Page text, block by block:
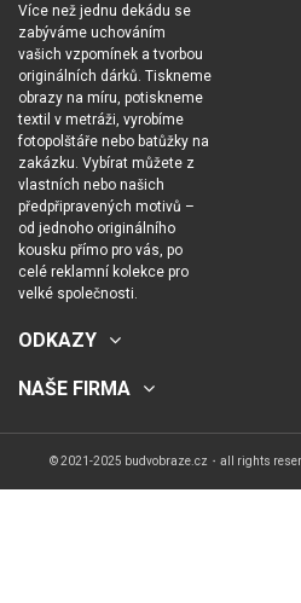
Více než jednu dekádu se
zabýváme uchováním
vašich vzpomínek a tvorbou
originálních dárků. Tiskneme
obrazy na míru, potiskneme
textil v metráži, vyrobíme
fotopolštáře nebo batůžky na
zakázku. Vybírat můžete z
vlastních nebo našich
předpřipravených motivů –
od jednoho originálního
kousku přímo pro vás, po
celé reklamní kolekce pro
velké společnosti.
ODKAZY
NAŠE FIRMA
© 2021-2025 budvobraze.cz・all rights